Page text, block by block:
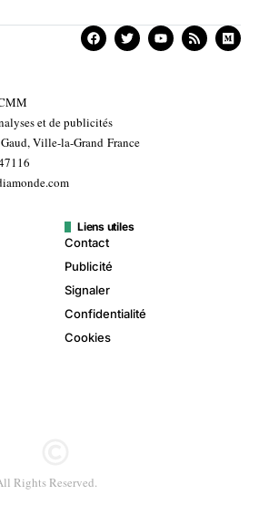
et de publicités
Ville-la-Grand France
Liens utiles
Contact
Publicité
Signaler
Confidentialité
Cookies
Rights Reserved.